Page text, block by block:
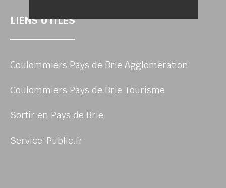
LIENS UTILES
Coulommiers Pays de Brie Agglomération
Coulommiers Pays de Brie Tourisme
Sortir en Pays de Brie
Service-Public.fr